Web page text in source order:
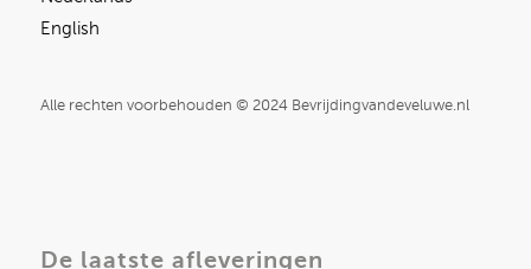
English
Alle rechten voorbehouden © 2024 Bevrijdingvandeveluwe.nl
De laatste afleveringen